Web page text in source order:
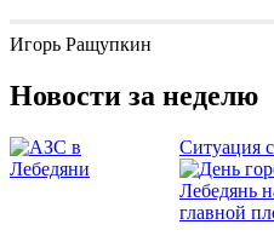
Игорь Ращупкин
Новости за неделю
Ситуация